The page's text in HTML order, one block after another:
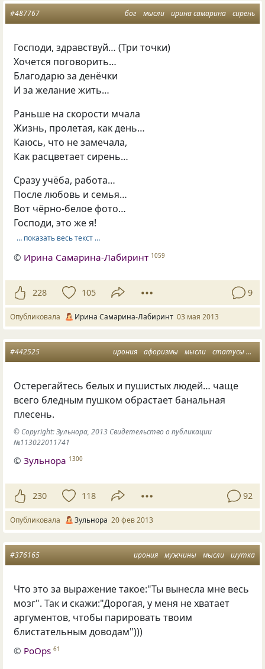
бог мысли ирина самарина сирень
#487767
Господи, здравствуй… (Три точки)
Хочется поговорить…
Благодарю за денёчки
И за желание жить…
Раньше на скорости мчала
Жизнь, пролетая, как день…
Каюсь, что не замечала,
Как расцветает сирень…
Сразу учёба, работа…
После любовь и семья…
Вот чёрно-белое фото…
Господи, это же я!
… показать весь текст …
© Ирина Самарина-Лабиринт 1059
228 105 9
Опубликовала Ирина Самарина-Лабиринт 03 мая 2013
ирония афоризмы мысли статусы
#442525
Остерегайтесь белых и пушистых людей… чаще
всего бледным пушком обрастает банальная
плесень.
© Copyright: Зульнора, 2013 Свидетельство о публикации
№113022011741
©Зульнора 1300
230 118 92
Опубликовала Зульнора 20 фев 2013
ирония мужчины мысли шутка
#376165
Что это за выражение такое:"Ты вынесла мне весь
мозг". Так и скажи:"Дорогая, у меня не хватает
аргументов, чтобы парировать твоим
блистательным доводам")))
© PoOps 61